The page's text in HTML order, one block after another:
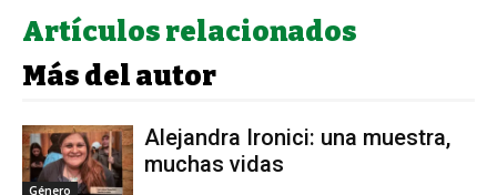
Artículos relacionados
Más del autor
Género
Alejandra Ironici: una muestra,
muchas vidas